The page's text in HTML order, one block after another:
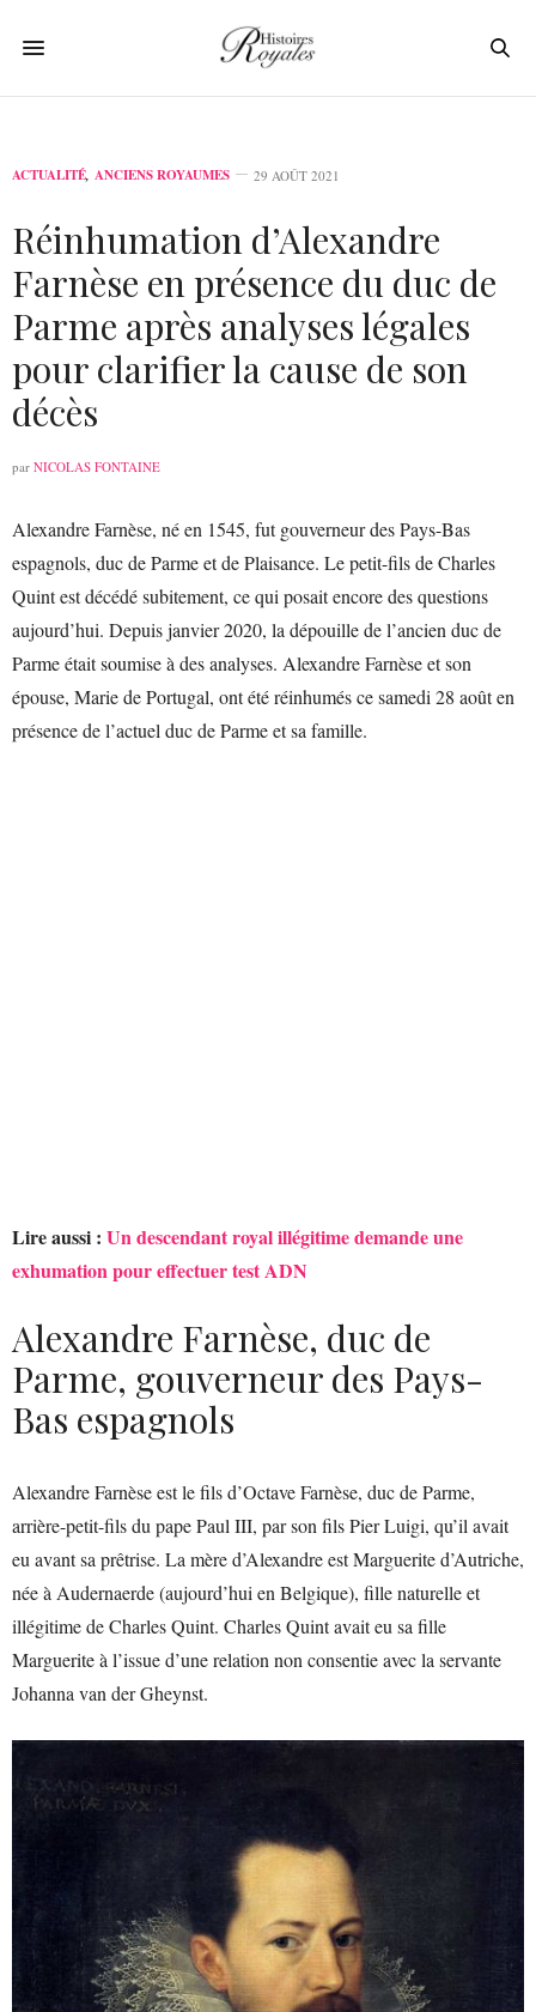
ACTUALITÉ, ANCIENS ROYAUMES 29 AOÛT 2021
Réinhumation d’Alexandre
Farnèse en présence du duc de
Parme après analyses légales
pour clarifier la cause de son
décès
par NICOLAS FONTAINE
Alexandre Farnèse, né en 1545, fut gouverneur des Pays-Bas
espagnols, duc de Parme et de Plaisance. Le petit-fils de Charles
Quint est décédé subitement, ce qui posait encore des questions
aujourd’hui. Depuis janvier 2020, la dépouille de l’ancien duc de
Parme était soumise à des analyses. Alexandre Farnèse et son
épouse, Marie de Portugal, ont été réinhumés ce samedi 28 août en
présence de l’actuel duc de Parme et sa famille.
Lire aussi : Un descendant royal illégitime demande une
exhumation pour effectuer test ADN
Alexandre Farnèse, duc de
Parme, gouverneur des Pays-
Bas espagnols
Alexandre Farnèse est le fils d’Octave Farnèse, duc de Parme,
arrière-petit-fils du pape Paul III, par son fils Pier Luigi, qu’il avait
eu avant sa prêtrise. La mère d’Alexandre est Marguerite d’Autriche,
née à Audernaerde (aujourd’hui en Belgique), fille naturelle et
illégitime de Charles Quint. Charles Quint avait eu sa fille
Marguerite à l’issue d’une relation non consentie avec la servante
Johanna van der Gheynst.